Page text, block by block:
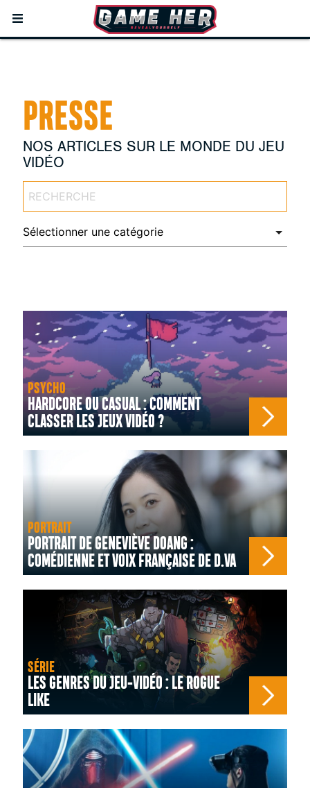
PRESSE
NOS ARTICLES SUR LE MONDE DU JEU
VIDÉO
PSYCHO
HARDCORE OU CASUAL : COMMENT
CLASSER LES JEUX VIDÉO ?
PORTRAIT
PORTRAIT DE GENEVIÈVE DOANG :
COMÉDIENNE ET VOIX FRANÇAISE DE D.VA
SÉRIE
LES GENRES DU JEU-VIDÉO : LE ROGUE
LIKE